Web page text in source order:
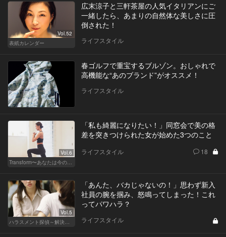
Vol.52
表紙カレンダー
広末涼子と三軒茶屋の人気イタリアンにご
一緒したら、あまりの自然体な美しさに圧
倒された！
ライフスタイル
春ゴルフで重宝するブルゾン。おしゃれで
高機能な“あのブランド”がオススメ！
ライフスタイル
Vol.6
Transform〜あなたは今の自分に満足してますか？〜
「私も綺麗になりたい！」同窓会で美の格
差を突きつけられた女が始めた3つのこと
ライフスタイル 18
Vol.5
ハラスメント探偵～解決編～
「あんた、バカじゃないの！」思わず新入
社員の腕を掴み、怒鳴ってしまった！これ
ってパワハラ？
ライフスタイル